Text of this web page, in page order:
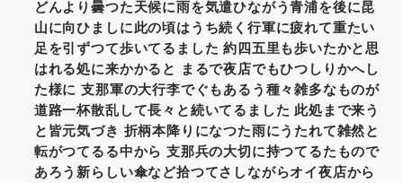
どんより曇つた天候に雨を気遣ひながう青浦を後に昆
山に向ひましに此の頃はうち続く行軍に疲れて重たい
足を引ずつて歩いてるました 約四五里も歩いたかと思
はれる処に来かかると まるで夜店でもひつしりかへし
た様に 支那軍の大行李でぐもあるう種々雑多なものが
道路一杯散乱して長々と続いてるました 此処まで来う
と皆元気づき 折柄本降りになつた雨にうたれて雑然と
転がつてるる中から 支那兵の大切に持つてるたもので
あろう新らしい傘など拾つてさしながらオイ夜店から